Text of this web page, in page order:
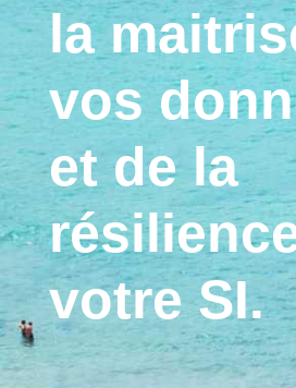
la
vos
et de la
votre SI.